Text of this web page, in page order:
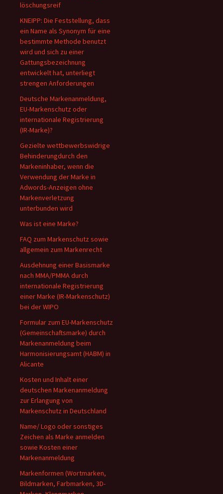
löschungsreif
KNEIPP: Die Feststellung, dass
ein Name als Synonym für eine
bestimmte Methode benutzt
wird und sich zu einer
Gattungsbezeichnung
entwickelt hat, unterliegt
strengen Anforderungen
Deutsche Markenanmeldung,
EU-Markenschutz oder
internationale Registrierung
(IR-Marke)?
Gezielte wettbewerbswidrige
Behinderungdurch den
Markeninhaber, wenn die
Verwendung der Marke in
Adwords-Anzeigen ohne
Markenverletzung
unterbunden wird
Was ist eine Marke?
FAQ zum Markenschutz sowie
allgemein zum Markenrecht
Ausdehnung einer Basismarke
nach MMA/PMMA durch
internationale Registrierung
einer Marke (IR-Markenschutz)
bei der WIPO
Formular zum EU-Markenschutz
(Gemeinschaftsmarke) durch
Markenanmeldung beim
Harmonisierungsamt (HABM) in
Alicante
Kosten und Inhalt einer
deutschen Markenanmeldung
zur Erlangung von
Markenschutz in Deutschland
Name/ Logo oder sonstiges
Zeichen als Marke anmelden
sowie Kosten einer
Markenanmeldung
Markenformen (Wortmarken,
Bildmarken, Farbmarken, 3D-